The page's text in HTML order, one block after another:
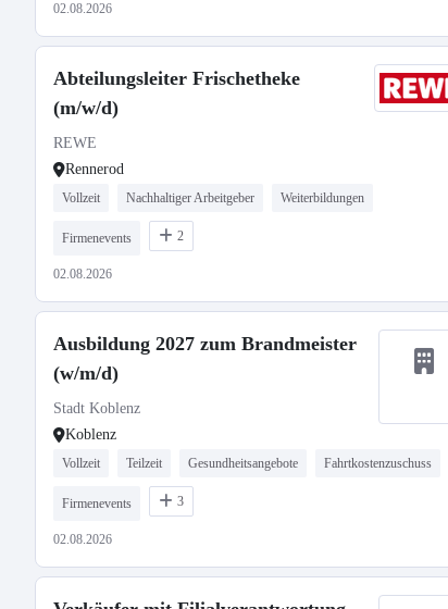
02.08.2026
Abteilungsleiter Frischetheke
(m/w/d)
REWE
Rennerod
Vollzeit Nachhaltiger Arbeitgeber Weiterbildungen
Firmenevents 2
02.08.2026
Ausbildung 2027 zum Brandmeister
(w/m/d)
Stadt Koblenz
Koblenz
Vollzeit Teilzeit Gesundheitsangebote Fahrtkostenzuschuss
Firmenevents 3
02.08.2026